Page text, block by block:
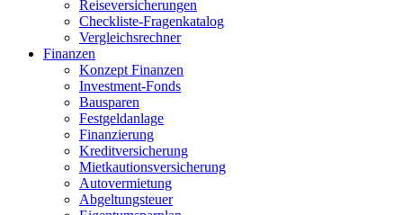
Reiseversicherungen
Checkliste-Fragenkatalog
Vergleichsrechner
Finanzen
Konzept Finanzen
Investment-Fonds
Bausparen
Festgeldanlage
Finanzierung
Kreditversicherung
Mietkautionsversicherung
Autovermietung
Abgeltungsteuer